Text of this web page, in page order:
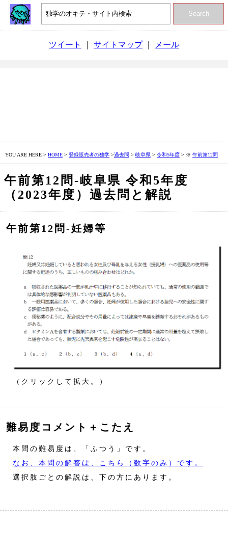
Search
ツイート サイトマップ｜ メール
YOU ARE HERE > HOME > 登録販売者の独学 >過去問 > 岐阜県 > 令和5年度 > ※ 午前第12問
午前第12問‐岐阜県 令和5年度
（2023年度）過去問と解説
午前第12問‐妊婦等
（クリックして拡大。）
難易度コメント＋こたえ
本問の難易度は、「ふつう」です。
なお、本問の解答は、こちら（数字のみ）です。
選択肢ごとの解説は、下の方にあります。